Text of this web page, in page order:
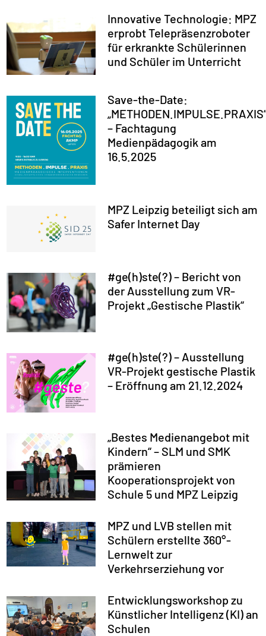
Innovative Technologie: MPZ
erprobt Telepräsenzroboter
für erkrankte Schülerinnen
und Schüler im Unterricht
Save-the-Date:
– Fachtagung
Medienpädagogik am
16.5.2025
MPZ Leipzig beteiligt sich am
Safer Internet Day
#ge(h)ste(?) – Bericht von
der Ausstellung zum VR-
Projekt „Gestische Plastik“
#ge(h)ste(?) – Ausstellung
VR-Projekt gestische Plastik
– Eröffnung am 21.12.2024
„Bestes Medienangebot mit
Kindern“ – SLM und SMK
prämieren
Kooperationsprojekt von
Schule 5 und MPZ Leipzig
MPZ und LVB stellen mit
Schülern erstellte 360°-
Lernwelt zur
Verkehrserziehung vor
Entwicklungsworkshop zu
Künstlicher Intelligenz (KI) an
Schulen